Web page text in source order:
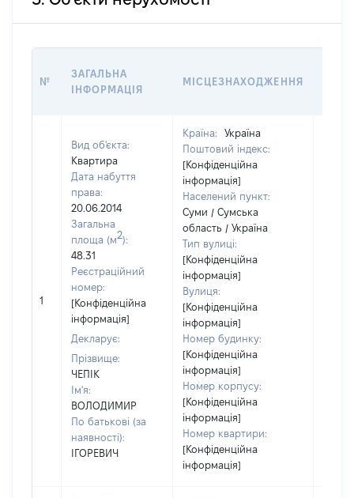
№
ЗАГАЛЬНА
ІНФОРМАЦІЯ
МІСЦЕЗНАХОДЖЕННЯ
1
Вид об'єкта:
Квартира
Дата набуття
права:
20.06.2014
Загальна
площа (м2):
48.31
Реєстраційний
номер:
[Конфіденційна
інформація]
Декларує:
Прізвище:
ЧЕПІК
Ім'я:
ВОЛОДИМИР
По батькові (за
наявності):
ІГОРЕВИЧ
Країна:
Україна
Поштовий індекс:
[Конфіденційна
інформація]
Населений пункт:
Суми / Сумська
область / Україна
Тип вулиці:
[Конфіденційна
інформація]
Вулиця:
[Конфіденційна
інформація]
Номер будинку:
[Конфіденційна
інформація]
Номер корпусу:
[Конфіденційна
інформація]
Номер квартири:
[Конфіденційна
інформація]